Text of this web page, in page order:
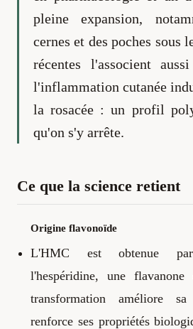
pleine expansion,
cernes et des poches sous
récentes l'associent
l'inflammation cutanée
la rosacée : un profil
qu'on s'y arrête.
Ce que la science retient
Origine flavonoïde
L'HMC est obtenue
l'hespéridine, une flavanone
transformation améliore
renforce ses propriétés